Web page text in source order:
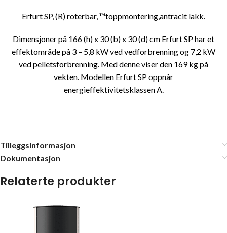
Erfurt SP, (R) roterbar, ™toppmontering,antracit lakk.
Dimensjoner på 166 (h) x 30 (b) x 30 (d) cm Erfurt SP har et
effektområde på 3 – 5,8 kW ved vedforbrenning og 7,2 kW
ved pelletsforbrenning. Med denne viser den 169 kg på
vekten. Modellen Erfurt SP oppnår
energieffektivitetsklassen A.
Tilleggsinformasjon
Dokumentasjon
Relaterte produkter